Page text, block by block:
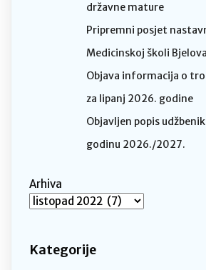
državne mature
Pripremni posjet
Medicinskoj školi
Objava informacija o
za lipanj 2026. godine
Objavljen popis
godinu 2026./2027.
Arhiva
Kategorije